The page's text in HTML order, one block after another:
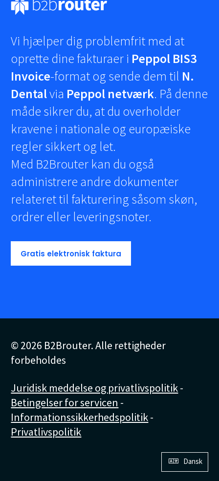
Vi hjælper dig problemfrit med at
oprette dine fakturaer i Peppol BIS3
Invoice-format og sende dem til N.
Dentalvia Peppol netværk. På denne
måde sikrer du, at du overholder
kravene i nationale og europæiske
regler sikkert og let.
Med B2Brouter kan du også
administrere andre dokumenter
relateret til fakturering såsom skøn,
ordrer eller leveringsnoter.
Gratis elektronisk faktura
© 2026 B2Brouter. Alle rettigheder
forbeholdes
Juridisk meddelse og privatlivspolitik-
Betingelser for servicen -
Informationssikkerhedspolitik-
Privatlivspolitik
Dansk